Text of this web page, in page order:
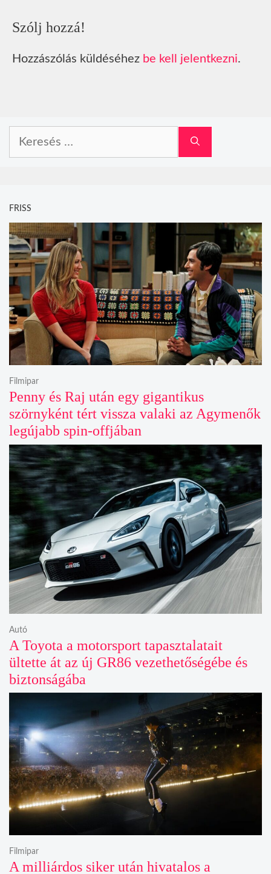
Szólj hozzá!
Hozzászólás küldéséhez be kell jelentkezni.
FRISS
Penny és Raj után egy gigantikus
szörnyként tért vissza valaki az Agymenők
legújabb spin-offjában
Filmipar
A Toyota a motorsport tapasztalatait
ültette át az új GR86 vezethetőségébe és
biztonságába
Autó
A milliárdos siker után hivatalos a
Filmipar